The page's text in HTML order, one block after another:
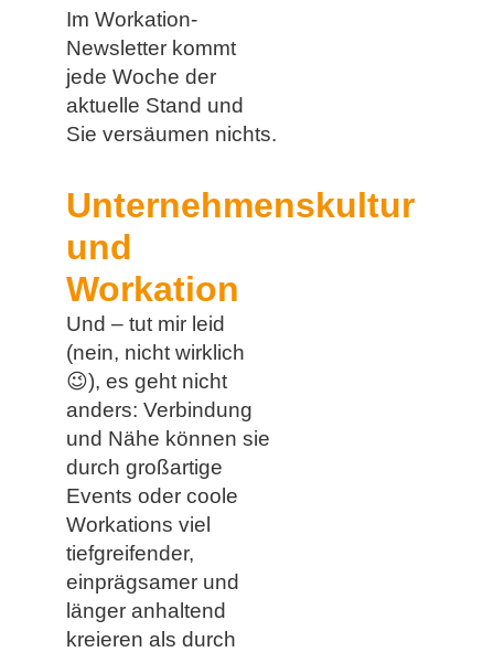
Im Workation-
Newsletter kommt
jede Woche der
aktuelle Stand und
Sie versäumen nichts.
Unternehmenskultur
und
Workation
Und – tut mir leid
(nein, nicht wirklich
😉), es geht nicht
anders: Verbindung
und Nähe können sie
durch großartige
Events oder coole
Workations viel
tiefgreifender,
einprägsamer und
länger anhaltend
kreieren als durch